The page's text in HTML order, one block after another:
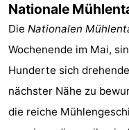
Nationale
Die Nationalen
Wochenende im Mai,
Hunderte sich
nächster Nähe zu
die reiche